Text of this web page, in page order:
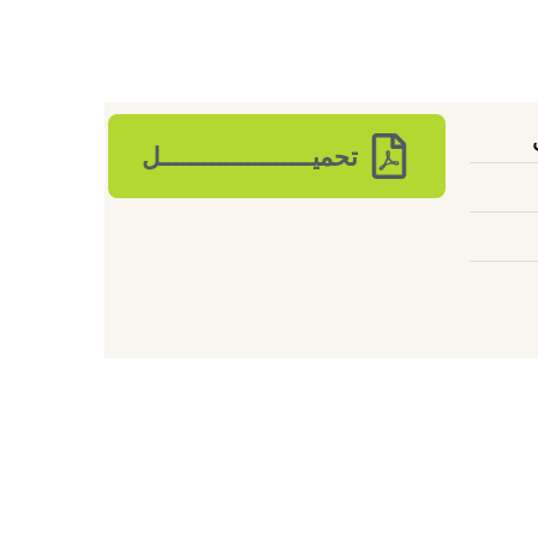
تحميـــــــــــــــــــــل